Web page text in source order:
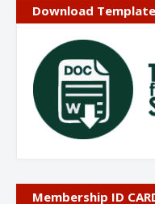
Download
Membership ID